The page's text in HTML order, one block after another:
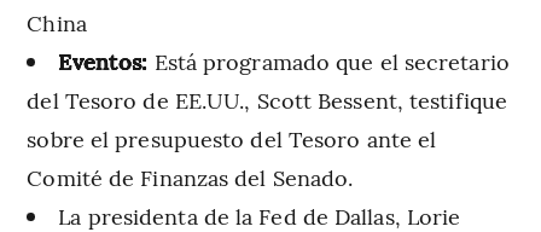
China
Eventos: Está programado que el secretario
del Tesoro de EE.UU., Scott Bessent, testifique
sobre el presupuesto del Tesoro ante el
Comité de Finanzas del Senado.
La presidenta de la Fed de Dallas, Lorie